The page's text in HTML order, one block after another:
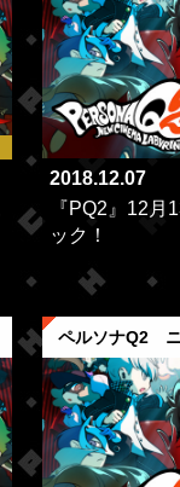
2018.12.07
『PQ2』12
ック！
ペルソナQ2